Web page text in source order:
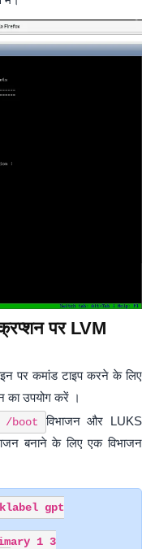
पर LVM
पर कमांड टाइप करने के लिए
का उपयोग करें ।
/boot
विभाजन और LUKS
बनाने के लिए एक विभाजन
gpt
1 3